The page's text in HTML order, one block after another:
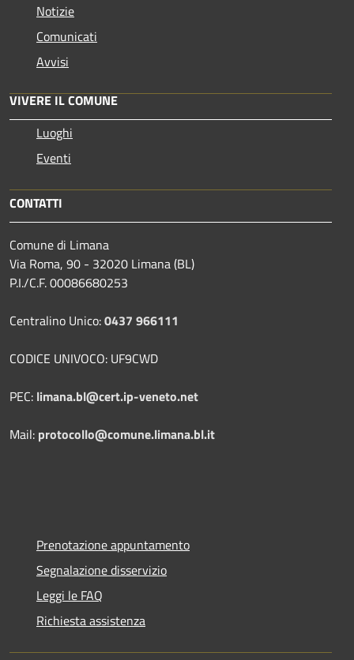
Notizie
Comunicati
Avvisi
VIVERE IL COMUNE
Luoghi
Eventi
CONTATTI
Comune di Limana
Via Roma, 90 - 32020 Limana (BL)
P.I./C.F. 00086680253
Centralino Unico:0437 966111
CODICE UNIVOCO: UF9CWD
PEC: limana.bl@cert.ip-veneto.net
Mail: protocollo@comune.limana.bl.it
Prenotazione appuntamento
Segnalazione disservizio
Leggi le FAQ
Richiesta assistenza